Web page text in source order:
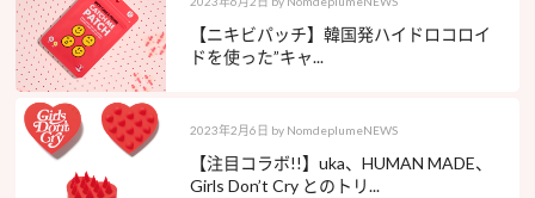
【ニキビパッチ】韓国発ハイドロコロイ
ドを使った”キャ...
2023年2月6日 by NomdeplumeNEWS
【注目コラボ!!】uka、HUMAN MADE、
Girls Don’t Cry とのトリ...